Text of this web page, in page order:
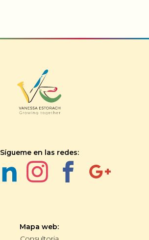
Sígueme en las redes:
Mapa web: